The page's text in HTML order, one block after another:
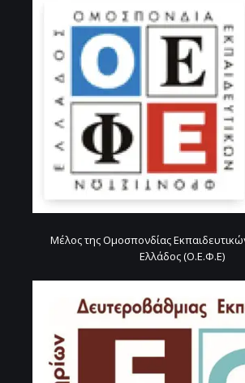
Μέλος της Ομοσπονδίας
Ελλάδος (Ο.Ε.Φ.Ε)